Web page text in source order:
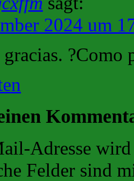
2024 um
?Como
Adresse
Felder sind